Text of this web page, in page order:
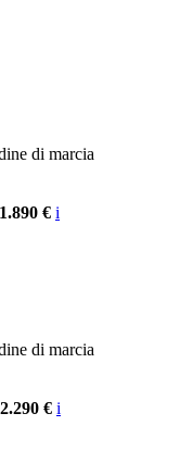
di marcia
€ i
di marcia
€ i